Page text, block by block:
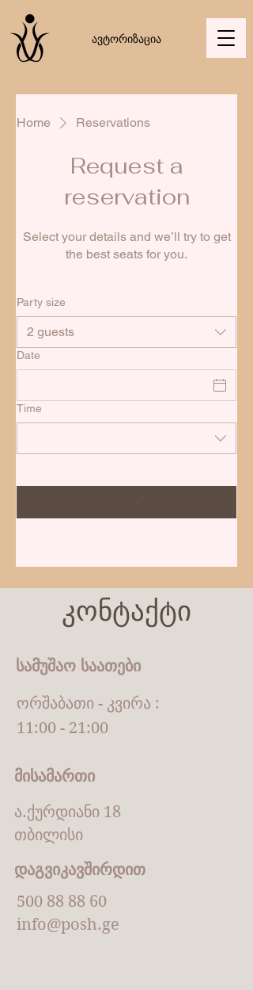
ავტორიზაცია
Home Reservations
Request a
reservation
Select your details and we’ll try to get
the best seats for you.
Party size
2 guests
Date
Time
კონტაქტი
სამუშაო საათები
ორშაბათი - კვირა :
11:00 - 21:00
მისამართი
ა.ქურდიანი 18
თბილისი
დაგვიკავშირდით
500 88 88 60
info@posh.ge